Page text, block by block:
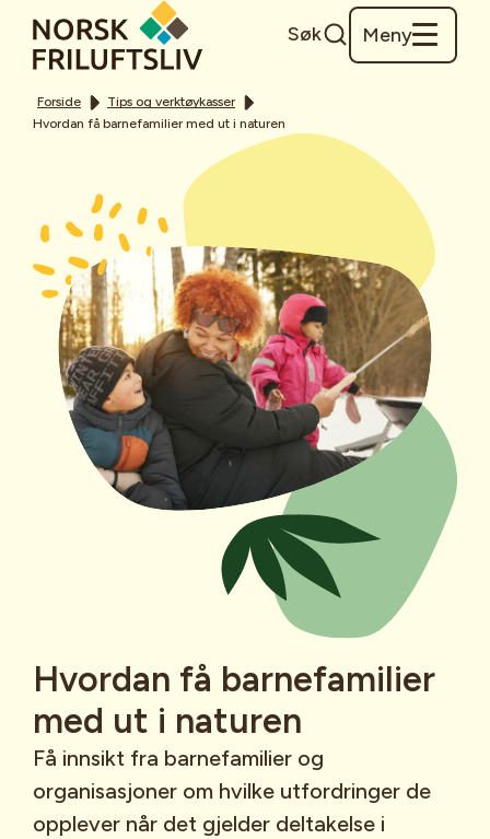
Søk Meny
Forside
Tips og verktøykasser
Hvordan få barnefamilier med ut i naturen
Hvordan få barnefamilier
med ut i naturen
Få innsikt fra barnefamilier og
organisasjoner om hvilke utfordringer de
opplever når det gjelder deltakelse i